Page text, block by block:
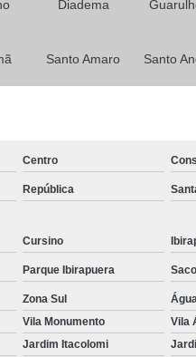
Minha Primeira
Habilitação Ab
Primeira
Tirar a Primeira
Curso de Reciclagem
Curso Reciclagem
Reciclagem Cnh
Cnh
Agendamento
Diadema
Santo Amaro Santo
Centro
República
Cursino
Parque Ibirapuera
Zona Sul
Vila Monumento
Vila
Jardim Itacolomi